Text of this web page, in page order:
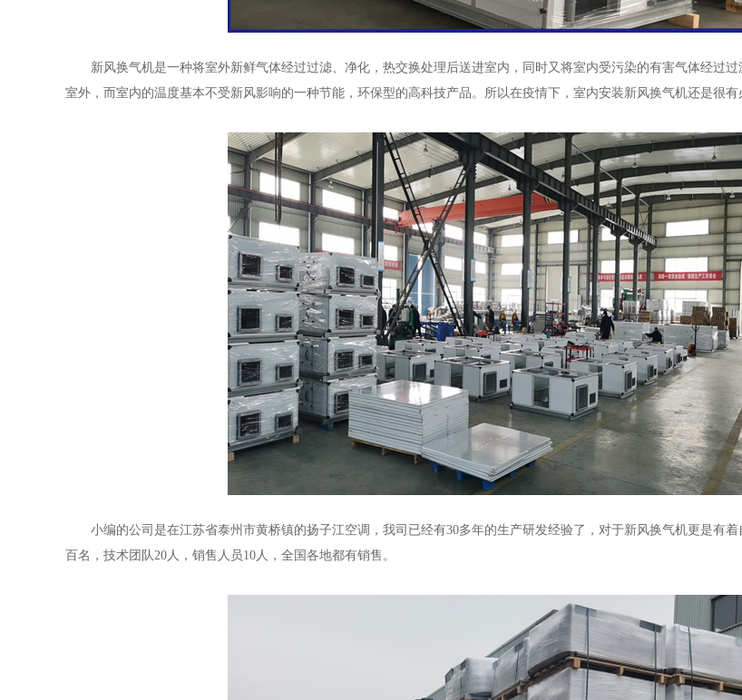
新风换气机是一种将室外新鲜气体经过过滤、净化，热交换处理后送进室内，同时又将室内受污染的有害气体经过
室外，而室内的温度基本不受新风影响的一种节能，环保型的高科技产品。所以在疫情下，室内安装新风换气机还是很有
小编的公司是在江苏省泰州市黄桥镇的扬子江空调，我司已经有30多年的生产研发经验了，对于新风换气机更是有
百名，技术团队20人，销售人员10人，全国各地都有销售。